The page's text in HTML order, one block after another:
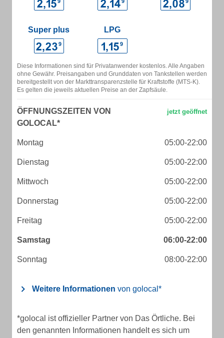
Super plus LPG
Diese Informationen sind für Privatanwender kostenlos. Alle Angaben
ohne Gewähr. Preisangaben und Grunddaten von Tankstellen werden
bereitgestellt von der Markttransparenzstelle für Kraftstoffe (MTS-K).
Es gelten die jeweils aktuellen Preise an der Zapfsäule.
ÖFFNUNGSZEITEN VON
GOLOCAL*
Montag 05:00-22:00
Dienstag 05:00-22:00
Mittwoch 05:00-22:00
Donnerstag 05:00-22:00
Freitag 05:00-22:00
Samstag 06:00-22:00
Sonntag 08:00-22:00
Weitere Informationen von golocal*
*golocal ist offizieller Partner von Das Örtliche. Bei
den genannten Informationen handelt es sich um